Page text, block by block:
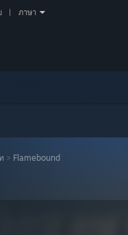
ภาษา
> Flamebound